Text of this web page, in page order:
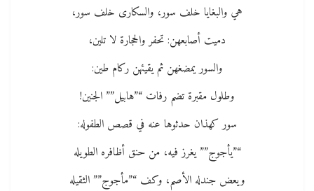
هي والبغايا خلف سور، والسكارى خلف سور،
دميت أصابعهن: تحفر والحجارة لا تلين،
والسور يمضغهن ثم يقيئهن ركام طين:
وطلول مقبرة تضم رفات “”هابيل”” الجنين!
سور كهذان حدثوها عنه في قصص الطفوله:
“”يأجوج”” يغرز فيه، من حنق أظافره الطويله
ويعض جندله الأصم، وكف “”مأجوج”” الثقيله